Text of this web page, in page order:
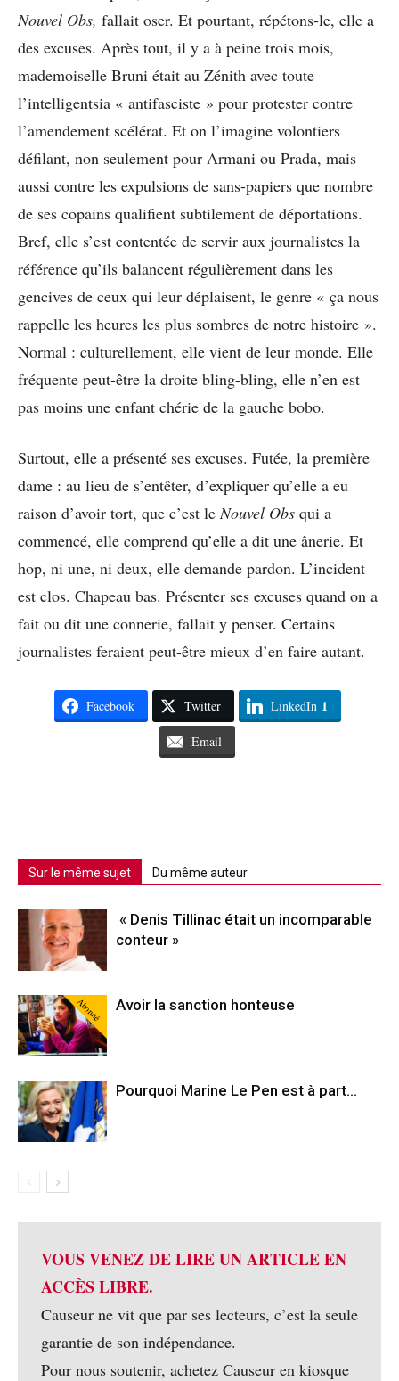
Nouvel Obs, fallait oser. Et pourtant, répétons-le, elle a
des excuses. Après tout, il y a à peine trois mois,
mademoiselle Bruni était au Zénith avec toute
l’intelligentsia « antifasciste » pour protester contre
l’amendement scélérat. Et on l’imagine volontiers
défilant, non seulement pour Armani ou Prada, mais
aussi contre les expulsions de sans-papiers que nombre
de ses copains qualifient subtilement de déportations.
Bref, elle s’est contentée de servir aux journalistes la
référence qu’ils balancent régulièrement dans les
gencives de ceux qui leur déplaisent, le genre « ça nous
rappelle les heures les plus sombres de notre histoire ».
Normal : culturellement, elle vient de leur monde. Elle
fréquente peut-être la droite bling-bling, elle n’en est
pas moins une enfant chérie de la gauche bobo.
Surtout, elle a présenté ses excuses. Futée, la première
dame : au lieu de s’entêter, d’expliquer qu’elle a eu
raison d’avoir tort, que c’est leNouvel Obs qui a
commencé, elle comprend qu’elle a dit une ânerie. Et
hop, ni une, ni deux, elle demande pardon. L’incident
est clos. Chapeau bas. Présenter ses excuses quand on a
fait ou dit une connerie, fallait y penser. Certains
journalistes feraient peut-être mieux d’en faire autant.
Facebook Twitter LinkedIn 1
Email
Sur le même sujet Du même auteur
« Denis Tillinac était un incomparable
conteur »
Abonné Avoir la sanction honteuse
Pourquoi Marine Le Pen est à part…
VOUS VENEZ DE LIRE UN ARTICLE EN
ACCÈS LIBRE.
Causeur ne vit que par ses lecteurs, c’est la seule
garantie de son indépendance.
Pour nous soutenir, achetez Causeur en kiosque